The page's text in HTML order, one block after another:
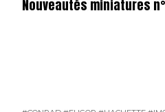
Nouveautés miniatures